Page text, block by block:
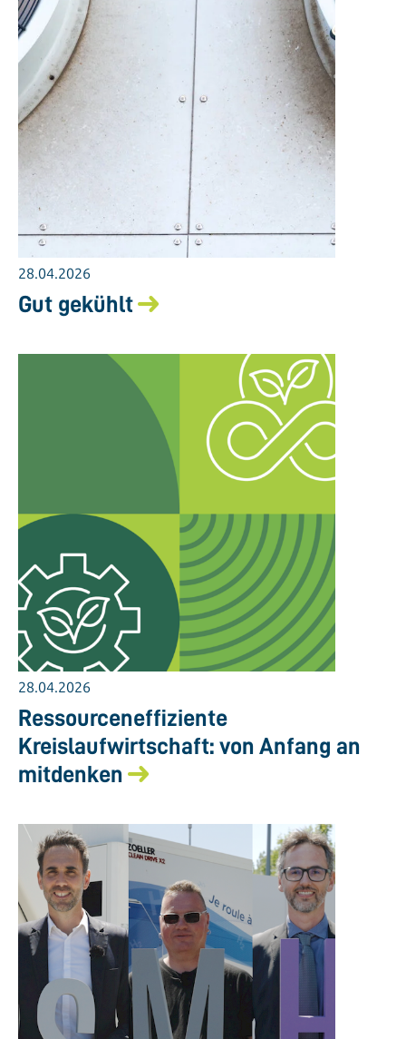
28.04.2026
Gut gekühlt
28.04.2026
Ressourceneffiziente
Kreislaufwirtschaft: von Anfang an
mitdenken